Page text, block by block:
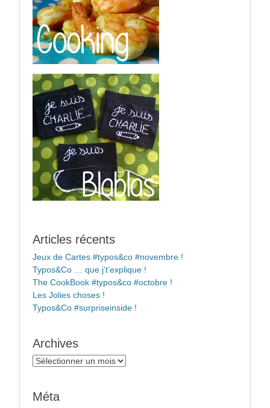
Articles récents
Jeux de Cartes #typos&co #novembre !
Typos&Co … que j’t’explique !
The CookBook #typos&co #octobre !
Les Jolies choses !
Typos&Co #surpriseinside !
Archives
Archives
Méta